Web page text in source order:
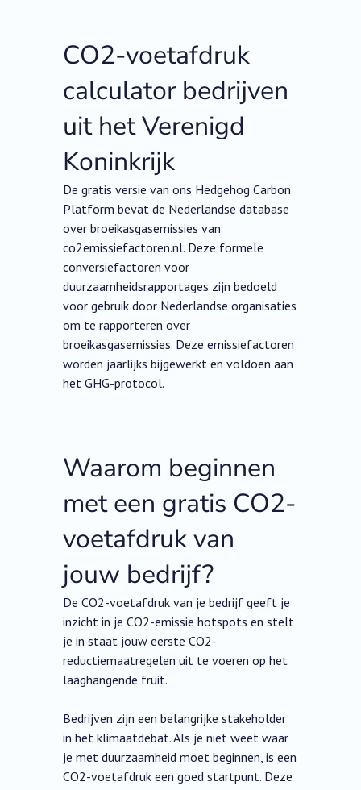
CO2-voetafdruk
calculator bedrijven
uit het Verenigd
Koninkrijk
De gratis versie van ons Hedgehog Carbon
Platform bevat de Nederlandse database
over broeikasgasemissies van
co2emissiefactoren.nl. Deze formele
conversiefactoren voor
duurzaamheidsrapportages zijn bedoeld
voor gebruik door Nederlandse organisaties
om te rapporteren over
broeikasgasemissies. Deze emissiefactoren
worden jaarlijks bijgewerkt en voldoen aan
het GHG-protocol.
Waarom beginnen
met een gratis CO2-
voetafdruk van
jouw bedrijf?
De CO2-voetafdruk van je bedrijf geeft je
inzicht in je CO2-emissie hotspots en stelt
je in staat jouw eerste CO2-
reductiemaatregelen uit te voeren op het
laaghangende fruit.
Bedrijven zijn een belangrijke stakeholder
in het klimaatdebat. Als je niet weet waar
je met duurzaamheid moet beginnen, is een
CO2-voetafdruk een goed startpunt. Deze